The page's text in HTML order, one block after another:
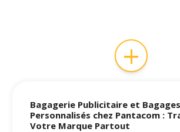
+
Bagagerie Publicitaire et Bagages
Personnalisés chez Pantacom :
Votre Marque Partout